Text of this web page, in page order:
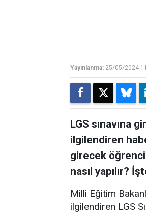
Yayınlanma: 25/05/2024
LGS sınavına
ilgilendiren
girecek
nasıl yapılır?
Milli Eğitim
ilgilendiren LGS